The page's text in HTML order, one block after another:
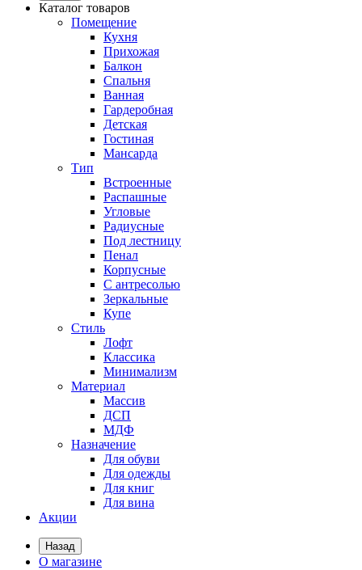
Каталог товаров
Помещение
Кухня
Прихожая
Балкон
Спальня
Ванная
Гардеробная
Детская
Гостиная
Мансарда
Тип
Встроенные
Распашные
Угловые
Радиусные
Под лестницу
Пенал
Корпусные
С антресолью
Зеркальные
Купе
Стиль
Лофт
Классика
Минимализм
Материал
Массив
ДСП
МДФ
Назначение
Для обуви
Для одежды
Для книг
Для вина
Акции
Назад
О магазине